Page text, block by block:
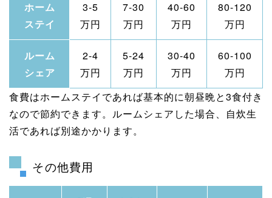
ホーム
ステイ
3-5
万円
7-30
万円
40-60
万円
80-120
万円
ルーム
シェア
2-4
万円
5-24
万円
30-40
万円
60-100
万円
食費はホームステイであれば基本的に朝昼晩と3食付き
なので節約できます。ルームシェアした場合、自炊生
活であれば別途かかります。
その他費用